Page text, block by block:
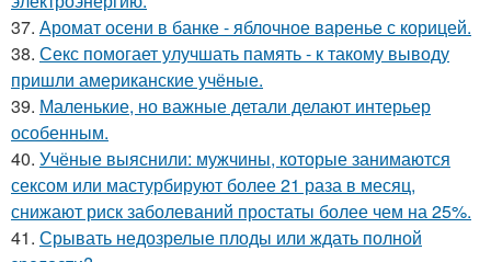
37. Аромат осени в банке - яблочное варенье с корицей.
38. Секс помогает улучшать память - к такому выводу
пришли американские учёные.
39. Маленькие, но важные детали делают интерьер
особенным.
40. Учёные выяснили: мужчины, которые занимаются
сексом или мастурбируют более 21 раза в месяц,
снижают риск заболеваний простаты более чем на 25%.
41. Срывать недозрелые плоды или ждать полной